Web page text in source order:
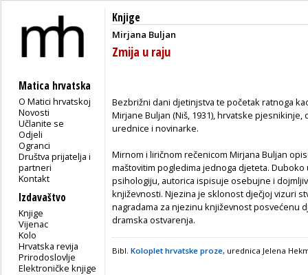
Matica hrvatska
O Matici hrvatskoj
Novosti
Učlanite se
Odjeli
Ogranci
Društva prijatelja i
partneri
Kontakt
Izdavaštvo
Knjige
Vijenac
Kolo
Hrvatska revija
Prirodoslovlje
Elektroničke knjige
Knjige
Mirjana Buljan
Zmija u raju
Bezbrižni dani djetinjstva te početak ratnoga
Mirjane Buljan (Niš, 1931), hrvatske
urednice i novinarke.
Mirnom i liričnom rečenicom Mirjana Buljan
maštovitim pogledima jednoga djeteta.
psihologiju, autorica ispisuje osebujne i
književnosti. Njezina je sklonost dječjoj vizuri
nagradama za njezinu književnost posvećenu
dramska ostvarenja.
Bibl. Koloplet hrvatske proze, urednica Jelena